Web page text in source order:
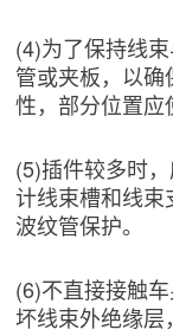
(4)为了保持线
管或夹板，以
性，部分位置应
(5)插件较多时
计线束槽和线
波纹管保护。
(6)不直接接触
坏线束外绝缘